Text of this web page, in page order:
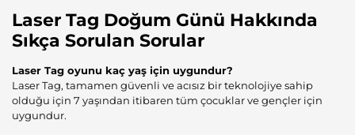
Laser Tag Doğum Günü Hakkında
Sıkça Sorulan Sorular
Laser Tag oyunu kaç yaş için uygundur?
Laser Tag, tamamen güvenli ve acısız bir teknolojiye sahip
olduğu için 7 yaşından itibaren tüm çocuklar ve gençler için
uygundur.